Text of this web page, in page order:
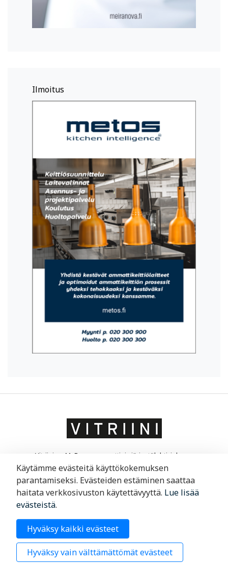
Ilmoitus
Vitriini on MaRa ry:n ammatti- ja järjestölehti, joka on
suunnattu matkailu- ja ravintola-alan yrittäjille ja
liikkeenjohdolle. Vitriini kertoo yrityksistä ja niiden
toimintaympäristöstä.
09 6220 200
Käytämme evästeitä käyttökokemuksen
parantamiseksi. Evästeiden estäminen saattaa
haitata verkkosivuston käytettävyyttä. Lue lisää
evästeistä.
Hyväksy kaikki evästeet
Hyväksy vain välttämättömät evästeet